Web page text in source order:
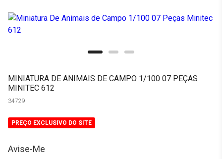
MINIATURA DE ANIMAIS DE CAMPO 1/100 07 PEÇAS
MINITEC 612
34729
PREÇO EXCLUSIVO DO SITE
Avise-Me